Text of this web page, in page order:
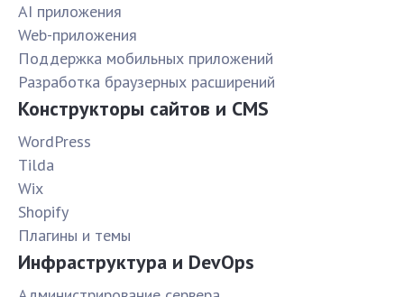
AI приложения
Web-приложения
Поддержка мобильных приложений
Разработка браузерных расширений
Конструкторы сайтов и CMS
WordPress
Tilda
Wix
Shopify
Плагины и темы
Инфраструктура и DevOps